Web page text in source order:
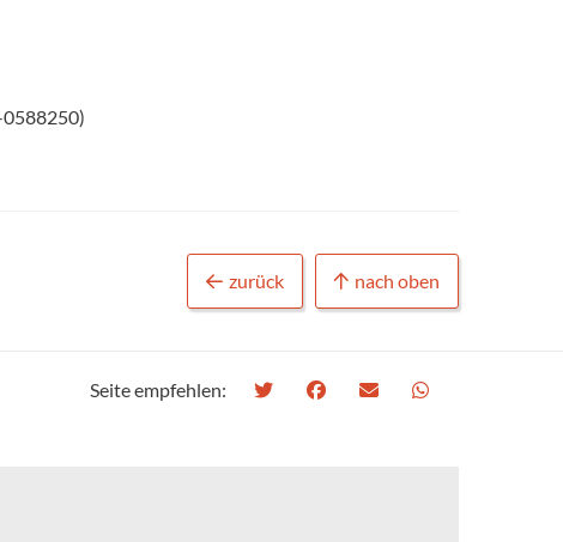
0588250)
zurück nach oben
Seite empfehlen: